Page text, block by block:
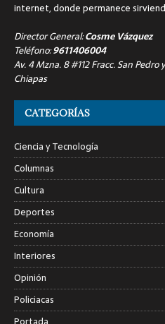
internet, donde permanece
Director General:Cosme Vázquez
Teléfono:9611406004
Av. 4 Mzna. 8 #112 Fracc. San
Chiapas
CATEGORÍAS
Ciencia y Tecnología
Columnas
Cultura
Deportes
Economía
Interiores
Opinión
Policiacas